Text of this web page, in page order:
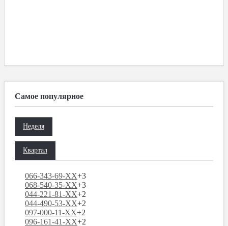
Самое популярное
Неделя
Квартал
066-343-69-XX+3
068-540-35-XX+3
044-221-81-XX+2
044-490-53-XX+2
097-000-11-XX+2
096-161-41-XX+2